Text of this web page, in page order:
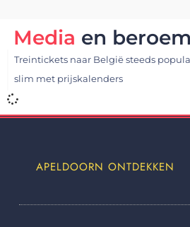
Media en
Treintickets naar België steeds
slim met prijskalenders
APELDOORN ONTDEKKEN